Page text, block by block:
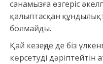
санамызға өзгеріс
қалыптасқан
болмайды.
Қай кезеңде де біз
көрсетуді дәріптейтін